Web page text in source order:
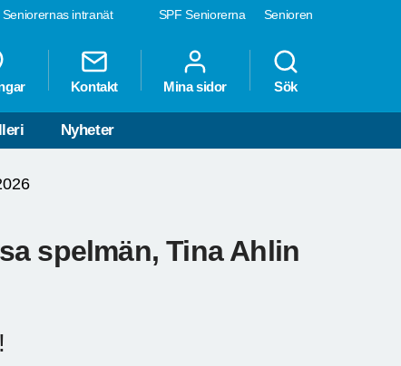
SPF Seniorerna Senioren
Seniorernas intranät
Kontakt Mina sidor Sök
Nyheter
spelmän, Tina Ahlin